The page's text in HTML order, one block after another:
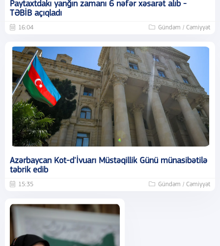
Paytaxtdakı yanğın zamanı 6 nəfər xəsarət alıb -
TƏBİB açıqladı
16:04 Gündəm / Cəmiyyət
Azərbaycan Kot-d'İvuarı Müstəqillik Günü münasibətilə
təbrik edib
15:35 Gündəm / Cəmiyyət